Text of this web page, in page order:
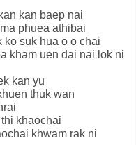
kan baep nai
phuea athibai
ko suk hua o o chai
kham uen dai nai lok ni
kan yu
thuk wan
khaochai
khwam rak ni